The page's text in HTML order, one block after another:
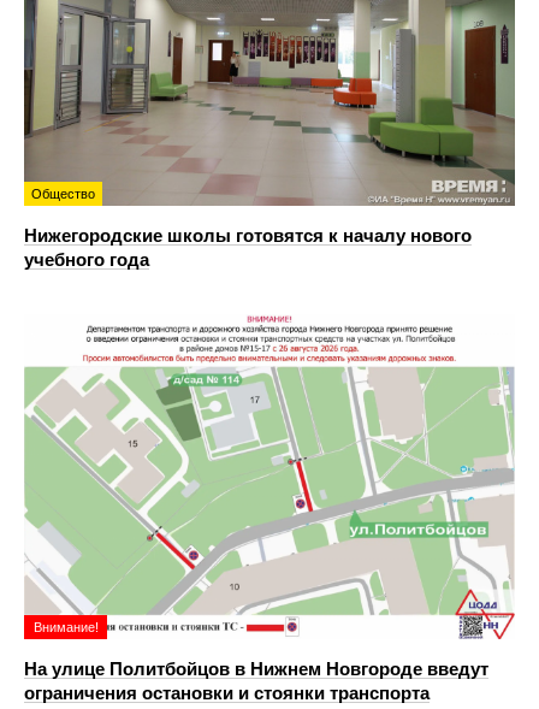
Общество
Нижегородские школы готовятся к началу нового
учебного года
Внимание!
На улице Политбойцов в Нижнем Новгороде введут
ограничения остановки и стоянки транспорта